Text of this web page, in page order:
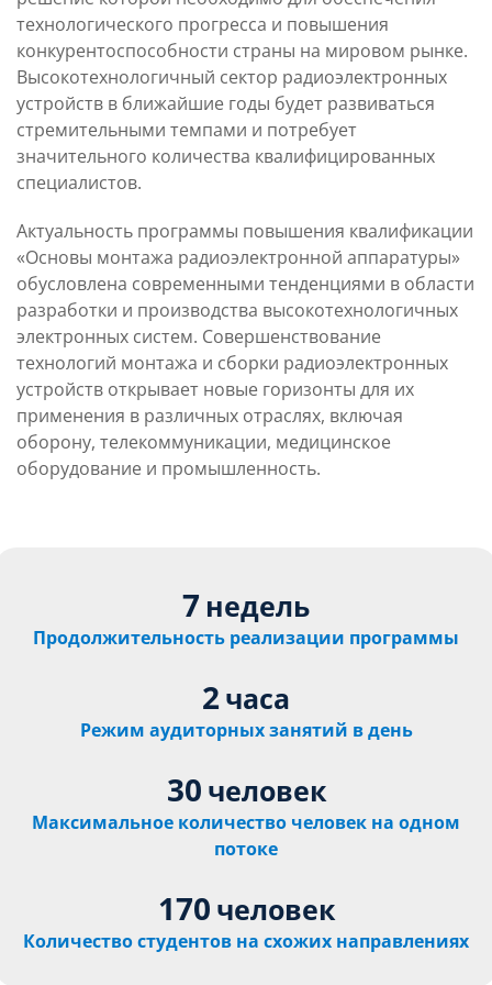
технологического прогресса и повышения
конкурентоспособности страны на мировом рынке.
Высокотехнологичный сектор радиоэлектронных
устройств в ближайшие годы будет развиваться
стремительными темпами и потребует
значительного количества квалифицированных
специалистов.
Актуальность программы повышения квалификации
«Основы монтажа радиоэлектронной аппаратуры»
обусловлена современными тенденциями в области
разработки и производства высокотехнологичных
электронных систем. Совершенствование
технологий монтажа и сборки радиоэлектронных
устройств открывает новые горизонты для их
применения в различных отраслях, включая
оборону, телекоммуникации, медицинское
оборудование и промышленность.
7 недель
Продолжительность реализации программы
2 часа
Режим аудиторных занятий в день
30 человек
Максимальное количество человек на одном
потоке
170 человек
Количество студентов на схожих направлениях